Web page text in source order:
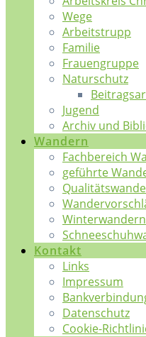
Wege
Arbeitstrupp
Familie
Frauengruppe
Naturschutz
Jugend
Archiv und
Wandern
Fachbereich
geführte
Winterwandern
Kontakt
Links
Impressum
Datenschutz
Cookie-